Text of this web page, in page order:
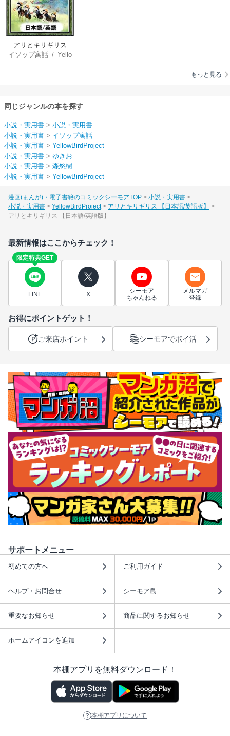
アリとキリギリス
【日本語/英語版】
イソップ寓話/ Yello
wBirdProject/ゆき
もっと見る
同じジャンルの本を探す
小説・実用書 > 小説・実用書
小説・実用書 > イソップ寓話
小説・実用書 > YellowBirdProject
小説・実用書 > ゆきお
小説・実用書 > 森悠樹
小説・実用書 > YellowBirdProject
漫画(まんが)・電子書籍のコミックシーモアTOP
小説・実用書
小説・実用書
YellowBirdProject
アリとキリギリス 【日本語/英語版】
アリとキリギリス 【日本語/英語版】
最新情報はここからチェック！
限定特典GET
LINE X
シーモア
ちゃんねる
メルマガ
登録
お得にポイントゲット！
ご来店ポイント シーモアでポイ活
サポートメニュー
初めての方へ ご利用ガイド
ヘルプ・お問合せ シーモア島
重要なお知らせ 商品に関するお知らせ
ホームアイコンを追加
本棚アプリを無料ダウンロード！
本棚アプリについて